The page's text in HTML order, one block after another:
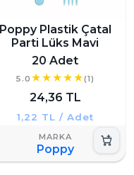
Poppy Plastik Çatal
Parti Lüks Mavi
20 Adet
5.0 (1)
24,36 TL
1,22 TL / Adet
Poppy